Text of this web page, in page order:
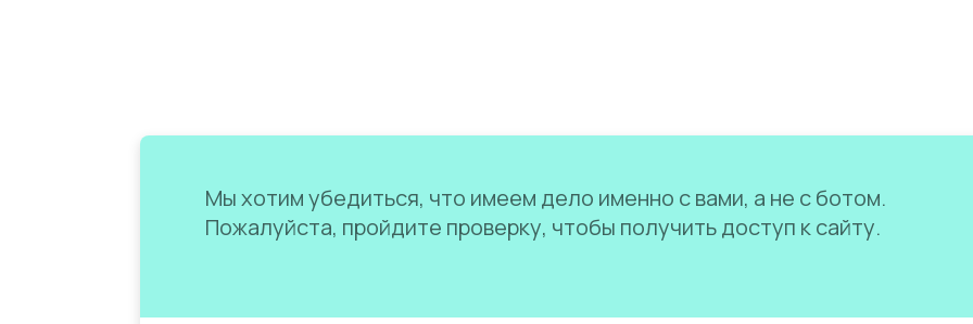
Мы хотим убедиться, что имеем дело именно с вами, а не с ботом.
Пожалуйста, пройдите проверку, чтобы получить доступ к сайту.